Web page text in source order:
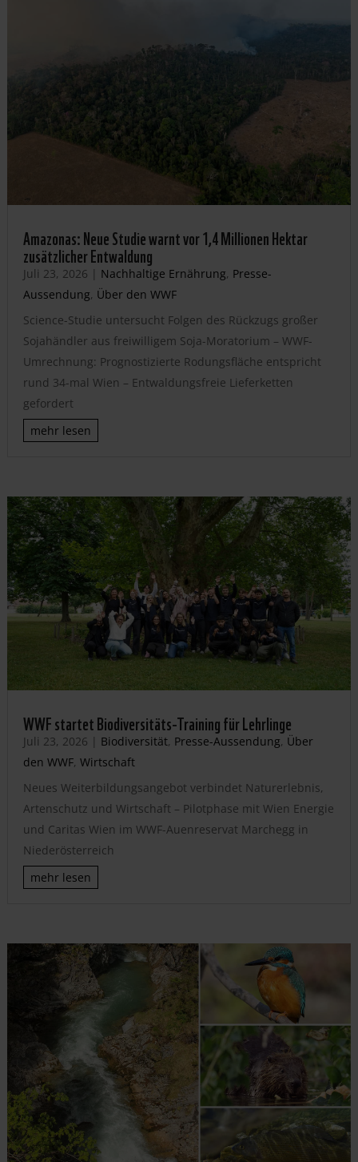
Amazonas: Neue Studie warnt vor 1,4 Millionen Hektar
zusätzlicher Entwaldung
Juli 23, 2026 | Nachhaltige Ernährung, Presse-
Aussendung, Über den WWF
Science-Studie untersucht Folgen des Rückzugs großer
Sojahändler aus freiwilligem Soja-Moratorium – WWF-
Umrechnung: Prognostizierte Rodungsfläche entspricht
rund 34-mal Wien – Entwaldungsfreie Lieferketten
gefordert
mehr lesen
WWF startet Biodiversitäts-Training für Lehrlinge
Juli 23, 2026 | Biodiversität, Presse-Aussendung, Über
den WWF, Wirtschaft
Neues Weiterbildungsangebot verbindet Naturerlebnis,
Artenschutz und Wirtschaft – Pilotphase mit Wien Energie
und Caritas Wien im WWF-Auenreservat Marchegg in
Niederösterreich
mehr lesen